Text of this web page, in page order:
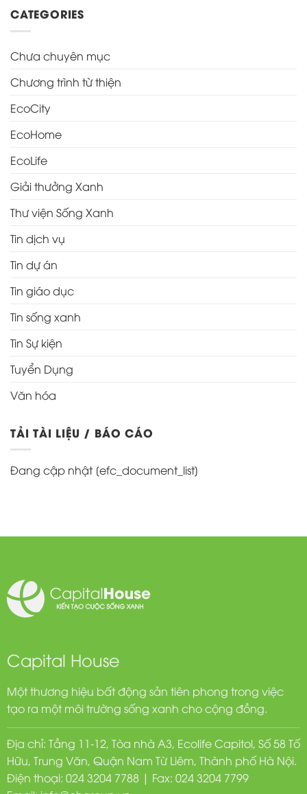
CATEGORIES
Chưa chuyên mục
Chương trình từ thiện
EcoCity
EcoHome
EcoLife
Giải thưởng Xanh
Thư viện Sống Xanh
Tin dịch vụ
Tin dự án
Tin giáo dục
Tin sống xanh
Tin Sự kiện
Tuyển Dụng
Văn hóa
TẢI TÀI LIỆU / BÁO CÁO
Đang cập nhật [efc_document_list]
Capital House
Một thương hiệu bất động sản tiên phong trong việc
tạo ra một môi trường sống xanh cho cộng đồng.
Địa chỉ: Tầng 11-12, Tòa nhà A3, Ecolife Capitol, Số 58 Tố
Hữu, Trung Văn, Quận Nam Từ Liêm, Thành phố Hà Nội.
Điện thoại: 024 3204 7788 | Fax: 024 3204 7799